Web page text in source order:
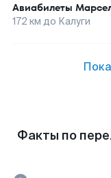
Авиабилеты
172 км до Калуги
Факты по